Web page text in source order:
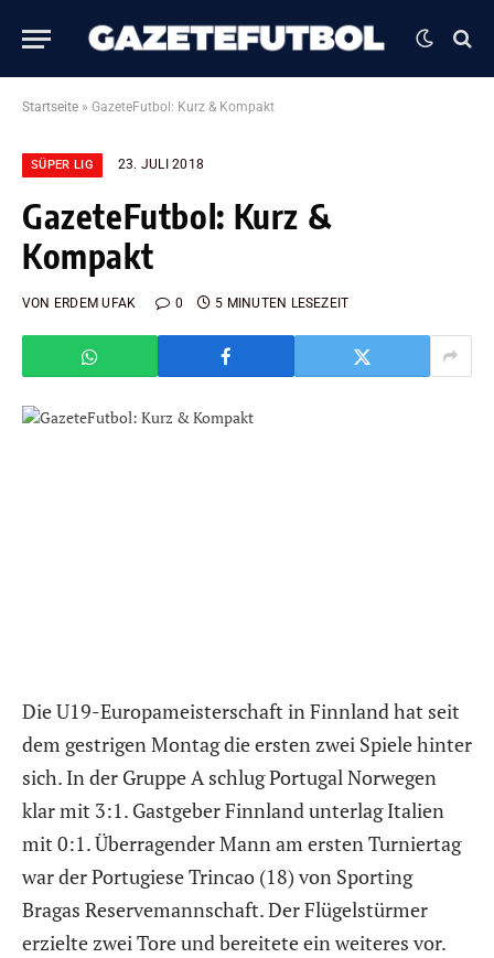
Startseite » GazeteFutbol: Kurz & Kompakt
SÜPER LIG 23. JULI 2018
GazeteFutbol: Kurz &
Kompakt
VON ERDEM UFAK 0 5 MINUTEN LESEZEIT
Die U19-Europameisterschaft in Finnland hat seit
dem gestrigen Montag die ersten zwei Spiele hinter
sich. In der Gruppe A schlug Portugal Norwegen
klar mit 3:1. Gastgeber Finnland unterlag Italien
mit 0:1. Überragender Mann am ersten Turniertag
war der Portugiese Trincao (18) von Sporting
Bragas Reservemannschaft. Der Flügelstürmer
erzielte zwei Tore und bereitete ein weiteres vor.